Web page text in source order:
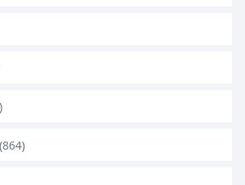
(864)